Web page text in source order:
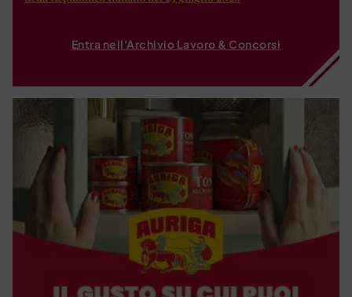
Entra nell'Archivio Lavoro & Concorsi